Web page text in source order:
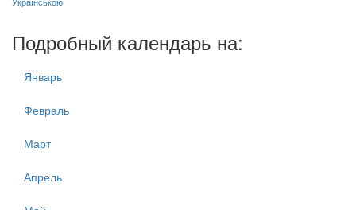
Подробный календарь на:
Январь
Февраль
Март
Апрель